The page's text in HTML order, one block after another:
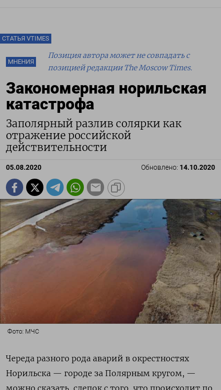
СТАТЬЯ VTIMES
МНЕНИЯ
Позиция автора может не совпадать с
позицией редакции The Moscow Times.
Закономерная норильская
катастрофа
Заполярный разлив солярки как
отражение российской
действительности
05.08.2020 Обновлено: 14.10.2020
Фото: МЧС
Череда разного рода аварий в окрестностях
Норильска — городе за Полярным кругом, —